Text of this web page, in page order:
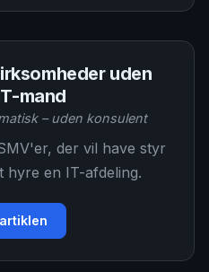
uden
mand
– uden konsulent
der vil have styr
hyre en IT-afdeling.